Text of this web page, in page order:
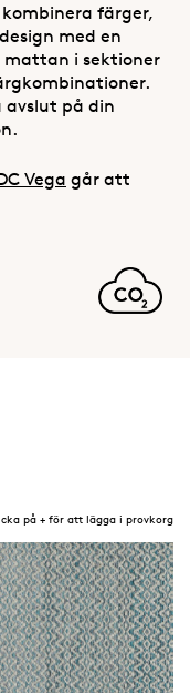
färger,
med en
mattan i sektioner
avslut på din
Vega går att
på + för att lägga i provkorg